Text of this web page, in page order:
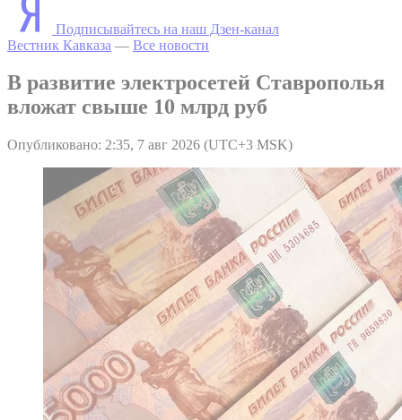
Подписывайтесь на наш Дзен-канал
Вестник Кавказа — Все новости
В развитие электросетей Ставрополья
вложат свыше 10 млрд руб
Опубликовано: 2:35, 7 авг 2026 (UTC+3 MSK)